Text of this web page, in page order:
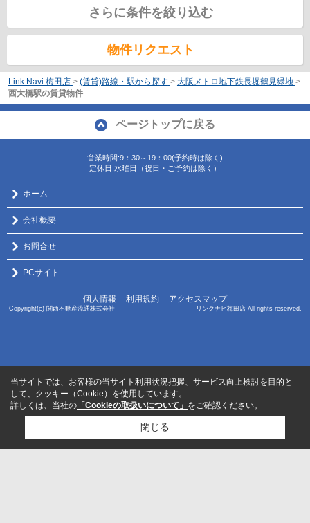
さらに条件を絞り込む
物件リクエスト
Link Navi 梅田店 > (賃貸)路線・駅から探す > 大阪メトロ地下鉄長堀鶴見緑地 >
西大橋駅の賃貸物件
ページトップに戻る
営業時間:9：30～19：00(予約時は除く)
定休日:水曜日（祝日・ご予約は除く）
ホーム
会社概要
お問合せ
PCサイト
個人情報 ｜ 利用規約 ｜ アクセスマップ
Copyright(c) 関西不動産流通株式会社 リンクナビ梅田店 All rights reserved.
当サイトでは、お客様の当サイト利用状況把握、サービス向上検討を目的と
して、クッキー（Cookie）を使用しています。
詳しくは、当社の 「Cookieの取扱いについて」 をご確認ください。
閉じる